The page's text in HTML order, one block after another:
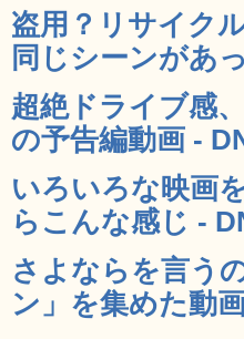
盗用？リサイク
同じシーンがあ
超絶ドライブ感
の予告編動画 -
いろいろな映画
らこんな感じ -
さよならを言う
ン」を集めた動